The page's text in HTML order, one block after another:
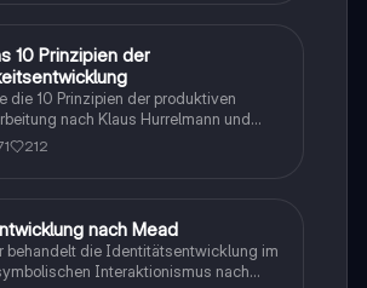
10 Prinzipien der
die 10 Prinzipien der produktiven
nach Klaus Hurrelmann und
für die Persönlichkeitsentwicklung.
behandelt die Rolle von
Sozialwissenschaften und
212
nach Mead
behandelt die Identitätsentwicklung im
Interaktionismus nach